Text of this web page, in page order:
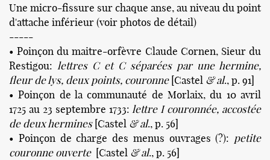
Une micro-fissure sur chaque anse, au niveau du point
d'attache inférieur (voir photos de détail)
-----
• Poinçon du maitre-orfèvre Claude Cornen, Sieur du
Restigou: lettres C et C séparées par une hermine,
fleur de lys, deux points, couronne[Castel & al., p. 91]
• Poinçon de la communauté de Morlaix, du 10 avril
1725 au 23 septembre 1733: lettre I couronnée, accostée
de deux hermines[Castel & al., p. 56]
• Poinçon de charge des menus ouvrages (?): petite
couronne ouverte[Castel & al., p. 56]